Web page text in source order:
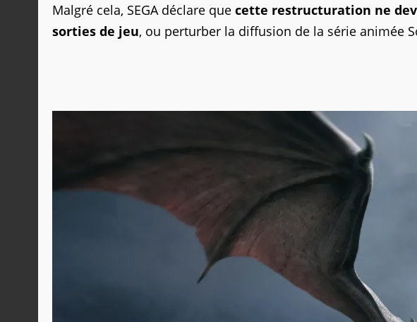
Malgré cela, SEGA déclare que cette restructuration ne
sorties de jeu, ou perturber la diffusion de la série animée